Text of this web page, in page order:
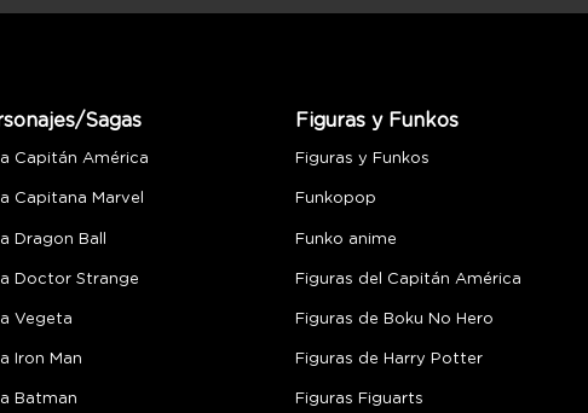
Sagas
Capitán América
Capitana Marvel
Dragon Ball
Doctor Strange
Vegeta
Iron Man
Batman
Figuras y Funkos
Figuras y Funkos
Funkopop
Funko anime
Figuras del Capitán América
Figuras de Boku No Hero
Figuras de Harry Potter
Figuras Figuarts